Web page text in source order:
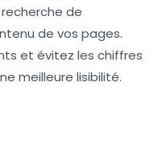
de
de vos pages.
et évitez les chiffres
meilleure lisibilité.